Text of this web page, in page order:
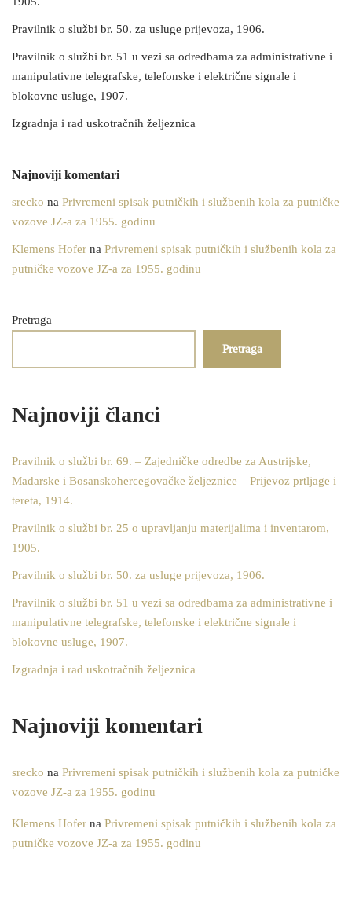
Pravilnik o službi br. 50. za usluge prijevoza, 1906.
Pravilnik o službi br. 51 u vezi sa odredbama za administrativne i
manipulativne telegrafske, telefonske i električne signale i
blokovne usluge, 1907.
Izgradnja i rad uskotračnih željeznica
Najnoviji komentari
srecko na Privremeni spisak putničkih i službenih kola za putničke
vozove JZ-a za 1955. godinu
Klemens Hofer na Privremeni spisak putničkih i službenih kola za
putničke vozove JZ-a za 1955. godinu
Pretraga
Pretraga
Najnoviji članci
Pravilnik o službi br. 69. – Zajedničke odredbe za Austrijske,
Mađarske i Bosanskohercegovačke željeznice – Prijevoz prtljage i
tereta, 1914.
Pravilnik o službi br. 25 o upravljanju materijalima i inventarom,
1905.
Pravilnik o službi br. 50. za usluge prijevoza, 1906.
Pravilnik o službi br. 51 u vezi sa odredbama za administrativne i
manipulativne telegrafske, telefonske i električne signale i
blokovne usluge, 1907.
Izgradnja i rad uskotračnih željeznica
Najnoviji komentari
srecko na Privremeni spisak putničkih i službenih kola za putničke
vozove JZ-a za 1955. godinu
Klemens Hofer na Privremeni spisak putničkih i službenih kola za
putničke vozove JZ-a za 1955. godinu